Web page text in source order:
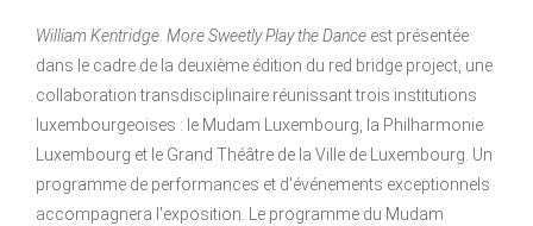
William Kentridge. More Sweetly Play the Dance est présentée
dans le cadre de la deuxième édition du red bridge project, une
collaboration transdisciplinaire réunissant trois institutions
luxembourgeoises : le Mudam Luxembourg, la Philharmonie
Luxembourg et le Grand Théâtre de la Ville de Luxembourg. Un
programme de performances et d'événements exceptionnels
accompagnera l'exposition. Le programme du Mudam